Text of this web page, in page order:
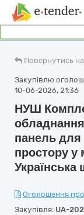
Повернутись
Закупівлю
10-06-2026, 21:36
НУШ
панель для
простору
Українська
Оголошення
Закупівля: UA-